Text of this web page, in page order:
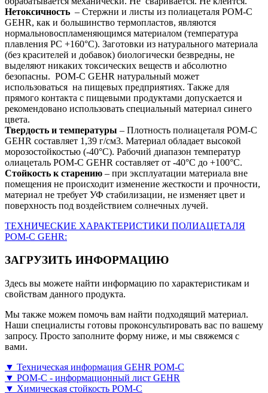
Нетоксичность – Стержни и листы из полиацеталя POM-C
GEHR, как и большинство термопластов, являются
нормальновоспламеняющимся материалом (температура
плавления PС +160°С). Заготовки из натурального материала
(без красителей и добавок) биологически безвредны, не
выделяют никаких токсических веществ и абсолютно
безопасны. POM-C GEHR натуральный может
использоваться на пищевых предприятиях. Также для
прямого контакта с пищевыми продуктами допускается и
рекомендовано использовать специальный материал синего
цвета.
Твердость и температуры – Плотность полиацеталя POM-C
GEHR составляет 1,39 г/см3. Материал обладает высокой
морозостойкостью (-40°С). Рабочий диапазон температур
олиацеталь POM-C GEHR составляет от -40°С до +100°С.
Стойкость к старению – при эксплуатации материала вне
помещения не происходит изменение жесткости и прочности,
материал не требует УФ стабилизации, не изменяет цвет и
поверхность под воздействием солнечных лучей.
ТЕХНИЧЕСКИЕ ХАРАКТЕРИСТИКИ ПОЛИАЦЕТАЛЯ
POM-C GEHR:
ЗАГРУЗИТЬ ИНФОРМАЦИЮ
Здесь вы можете найти информацию по характеристикам и
свойствам данного продукта.
Мы также можем помочь вам найти подходящий материал.
Наши специалисты готовы проконсультировать вас по вашему
запросу. Просто заполните форму ниже, и мы свяжемся с
вами.
▼ Техническая информация GEHR POM-C
▼ POM-C - информационный лист GEHR
▼ Химическая стойкость POM-C